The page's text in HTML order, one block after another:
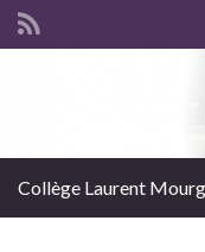
Collège Laurent
Panneau de gestion des